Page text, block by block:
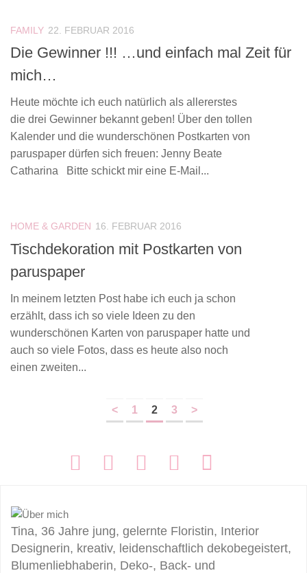
FAMILY 22. FEBRUAR 2016
Die Gewinner !!! …und einfach mal Zeit für
mich…
Heute möchte ich euch natürlich als allererstes
die drei Gewinner bekannt geben! Über den tollen
Kalender und die wunderschönen Postkarten von
paruspaper dürfen sich freuen: Jenny Beate
Catharina Bitte schickt mir eine E-Mail...
HOME & GARDEN 16. FEBRUAR 2016
Tischdekoration mit Postkarten von
paruspaper
In meinem letzten Post habe ich euch ja schon
erzählt, dass ich so viele Ideen zu den
wunderschönen Karten von paruspaper hatte und
auch so viele Fotos, dass es heute also noch
einen zweiten...
< 1 2 3 >
Tina, 36 Jahre jung, gelernte Floristin, Interior
Designerin, kreativ, leidenschaftlich dekobegeistert,
Blumenliebhaberin, Deko-, Back- und